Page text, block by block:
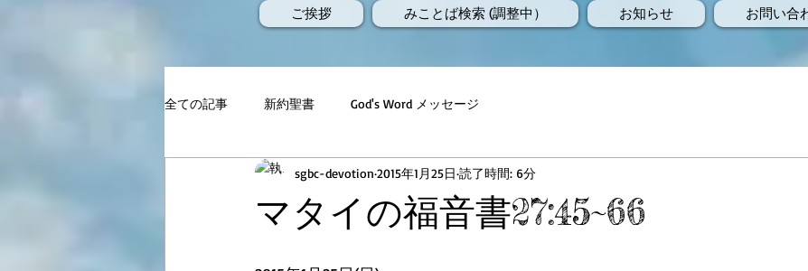
ご挨拶 みことば検索 (調整中） お知らせ お問い合
全ての記事 新約聖書 God's Word メッセージ
マタイの福音書27:45~66
sgbc-devotion 2015年1月25日 読了時間: 6分